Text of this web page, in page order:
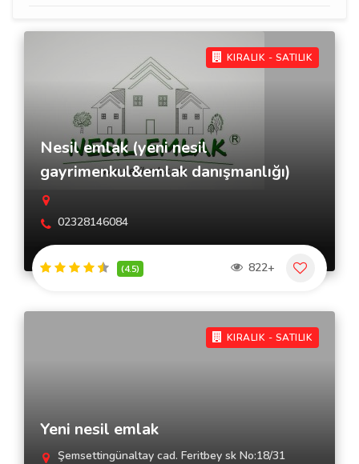
KIRALIK - SATILIK
Nesil emlak (yeni nesil
gayrimenkul&emlak danışmanlığı)
02328146084
(4.5) 822+
KIRALIK - SATILIK
Yeni nesil emlak
Şemsettingünaltay cad. Feritbey sk No:18/31